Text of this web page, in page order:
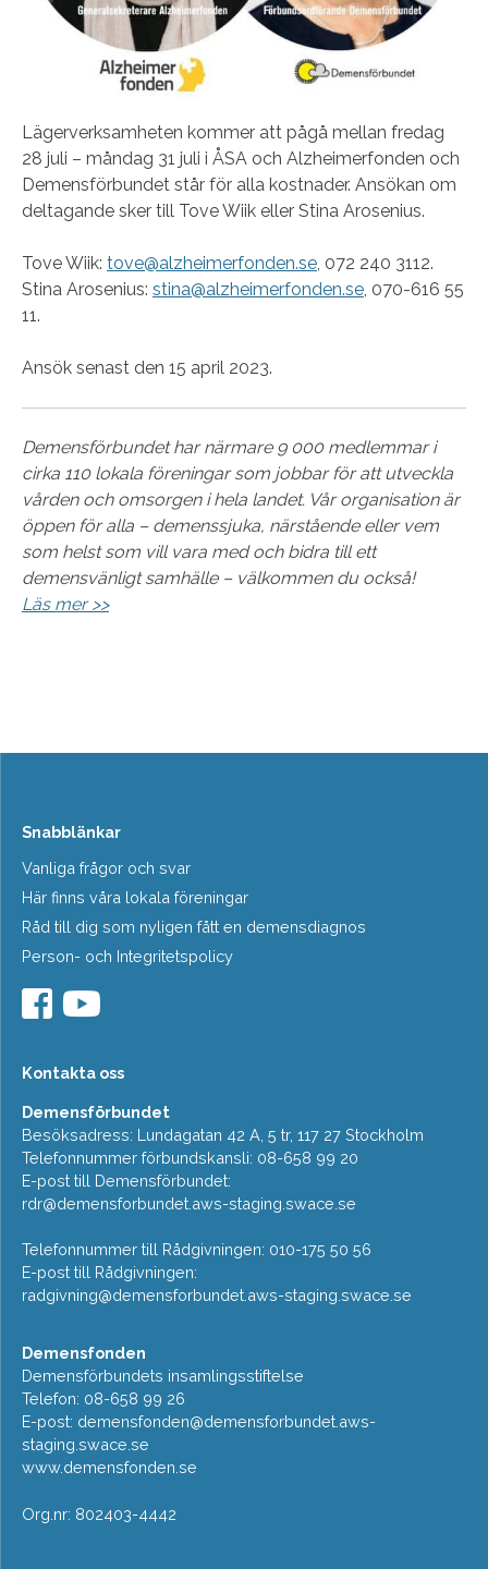
Lägerverksamheten kommer att pågå mellan fredag
28 juli – måndag 31 juli i ÅSA och Alzheimerfonden och
Demensförbundet står för alla kostnader. Ansökan om
deltagande sker till Tove Wiik eller Stina Arosenius.
Tove Wiik: tove@alzheimerfonden.se, 072 240 3112.
Stina Arosenius: stina@alzheimerfonden.se, 070-616 55
11.
Ansök senast den 15 april 2023.
Demensförbundet har närmare 9 000 medlemmar i
cirka 110 lokala föreningar som jobbar för att utveckla
vården och omsorgen i hela landet. Vår organisation är
öppen för alla – demenssjuka, närstående eller vem
som helst som vill vara med och bidra till ett
demensvänligt samhälle – välkommen du också!
Läs mer >>
Snabblänkar
Vanliga frågor och svar
Här finns våra lokala föreningar
Råd till dig som nyligen fått en demensdiagnos
Person- och Integritetspolicy
Kontakta oss
Demensförbundet
Besöksadress: Lundagatan 42 A, 5 tr, 117 27 Stockholm
Telefonnummer förbundskansli: 08-658 99 20
E-post till Demensförbundet:
rdr@demensforbundet.aws-staging.swace.se
Telefonnummer till Rådgivningen: 010-175 50 56
E-post till Rådgivningen:
radgivning@demensforbundet.aws-staging.swace.se
Demensfonden
Demensförbundets insamlingsstiftelse
Telefon: 08-658 99 26
E-post: demensfonden@demensforbundet.aws-
staging.swace.se
www.demensfonden.se
Org.nr: 802403-4442